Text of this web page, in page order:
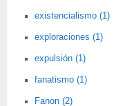
existencialismo (1)
exploraciones (1)
expulsión (1)
fanatismo (1)
Fanon (2)